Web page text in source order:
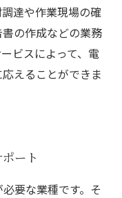
達や作業現場の確
の作成などの業務
ビスによって、電
えることができま
ート
要な業種です。そ